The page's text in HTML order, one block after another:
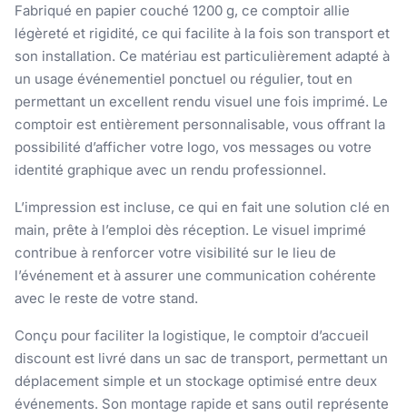
Fabriqué en papier couché 1200 g, ce comptoir allie
légèreté et rigidité, ce qui facilite à la fois son transport et
son installation. Ce matériau est particulièrement adapté à
un usage événementiel ponctuel ou régulier, tout en
permettant un excellent rendu visuel une fois imprimé. Le
comptoir est entièrement personnalisable, vous offrant la
possibilité d’afficher votre logo, vos messages ou votre
identité graphique avec un rendu professionnel.
L’impression est incluse, ce qui en fait une solution clé en
main, prête à l’emploi dès réception. Le visuel imprimé
contribue à renforcer votre visibilité sur le lieu de
l’événement et à assurer une communication cohérente
avec le reste de votre stand.
Conçu pour faciliter la logistique, le comptoir d’accueil
discount est livré dans un sac de transport, permettant un
déplacement simple et un stockage optimisé entre deux
événements. Son montage rapide et sans outil représente